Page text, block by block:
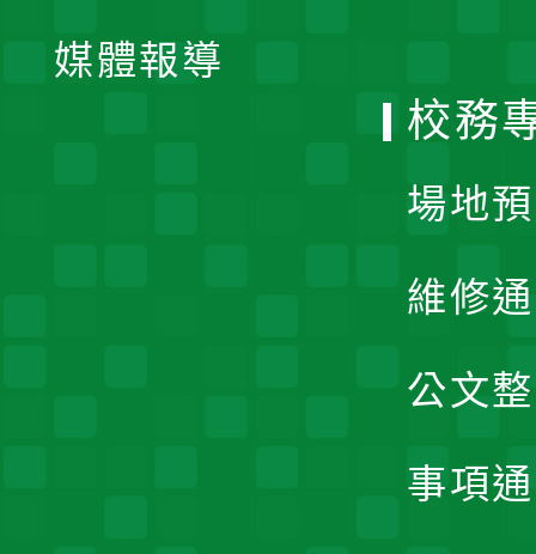
媒體報導
校務
場地
維修
公文
事項